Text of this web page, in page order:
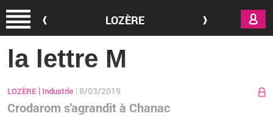
LOZÈRE
la lettre M
LOZÈRE Industrie 8/03/2019
Crodarom s'agrandit à Chanac